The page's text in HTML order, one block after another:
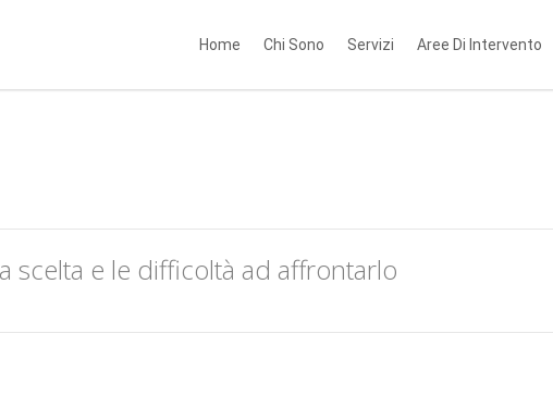
Home Chi Sono Servizi Aree Di Intervento
scelta e le difficoltà ad affrontarlo